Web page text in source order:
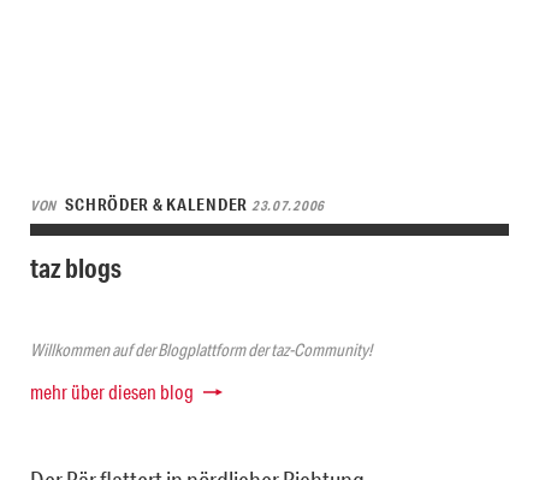
VON SCHRÖDER & KALENDER 23.07.2006
taz blogs
Willkommen auf der Blogplattform der taz-Community!
mehr über diesen blog